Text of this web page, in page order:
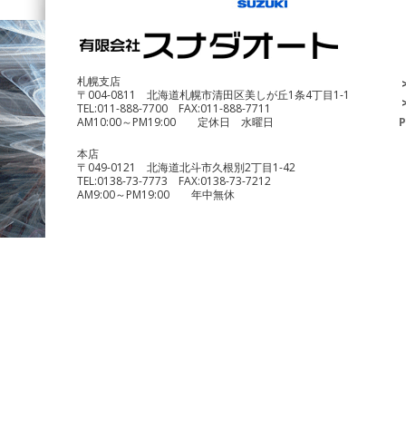
¥690,000
札幌支店
〒004-0811 北海道札幌市清田区美しが丘1条4丁目1-1
TEL:011-888-7700 FAX:011-888-7711
AM10:00～PM19:00 定休日 水曜日
本店
〒049-0121 北海道北斗市久根別2丁目1-42
TEL:0138-73-7773 FAX:0138-73-7212
AM9:00～PM19:00 年中無休